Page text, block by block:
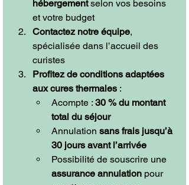
hébergement selon vos besoins
et votre budget
Contactez notre équipe,
spécialisée dans l’accueil des
curistes
Profitez de conditions adaptées
aux cures thermales :
Acompte : 30 % du montant
total du séjour
Annulation sans frais jusqu’à
30 jours avant l’arrivée
Possibilité de souscrire une
assurance annulation pour